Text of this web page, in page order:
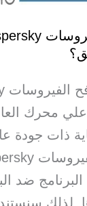
علي محرك
ذات جودة
البرنامج ضد
لذلك